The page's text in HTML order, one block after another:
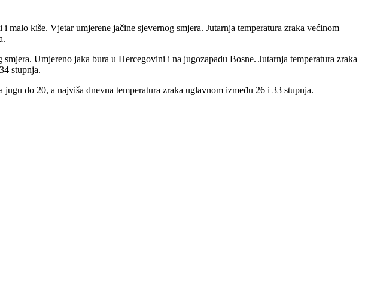
kiše. Vjetar umjerene jačine sjevernog smjera. Jutarnja temperatura zraka većinom
Umjereno jaka bura u Hercegovini i na jugozapadu Bosne. Jutarnja temperatura zraka
stupnja.
do 20, a najviša dnevna temperatura zraka uglavnom između 26 i 33 stupnja.